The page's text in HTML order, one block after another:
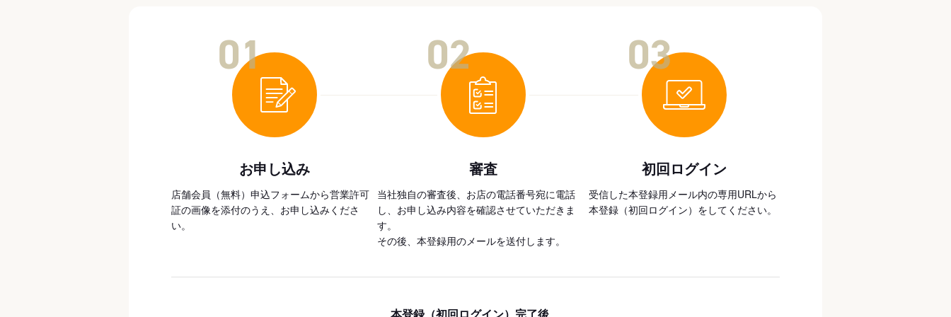
お申し込み
店舗会員（無料）申込フォームから営業許可
証の画像を添付のうえ、お申し込みくださ
い。
審査
当社独自の審査後、お店の電話番号宛に電話
し、お申し込み内容を確認させていただきま
す。
その後、本登録用のメールを送付します。
初回ログイン
受信した本登録用メール内の専用URLから
本登録（初回ログイン）をしてください。